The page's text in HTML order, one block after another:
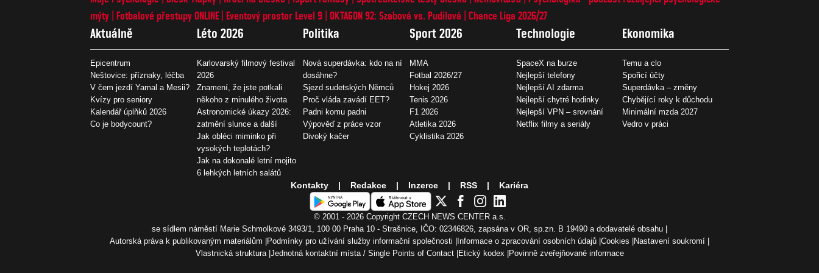
mýty
Fotbalové přestupy ONLINE Eventový prostor Level 9 OKTAGON 92: Szabová vs. Pudilová Chance Liga 2026/27
Aktuálně
Epicentrum
Neštovice: příznaky, léčba
V čem jezdí Yamal a Mesii?
Kvízy pro seniory
Kalendář úplňků 2026
Co je bodycount?
Léto 2026
Karlovarský filmový festival
2026
Znamení, že jste potkali
někoho z minulého života
Astronomické úkazy 2026:
zatmění slunce a další
Jak obléci miminko při
vysokých teplotách?
Jak na dokonalé letní mojito
6 lehkých letních salátů
Politika
Nová superdávka: kdo na ní
dosáhne?
Sjezd sudetských Němců
Proč vláda zavádí EET?
Padni komu padni
Výpověď z práce vzor
Divoký kačer
Sport 2026
MMA
Fotbal 2026/27
Hokej 2026
Tenis 2026
F1 2026
Atletika 2026
Cyklistika 2026
Technologie
SpaceX na burze
Nejlepší telefony
Nejlepší AI zdarma
Nejlepší chytré hodinky
Nejlepší VPN – srovnání
Netflix filmy a seriály
Ekonomika
Temu a clo
Spořicí účty
Superdávka – změny
Chybějící roky k důchodu
Minimální mzda 2027
Vedro v práci
Kontakty Redakce Inzerce RSS Kariéra
© 2001 - 2026 Copyright CZECH NEWS CENTER a.s.
se sídlem náměstí Marie Schmolkové 3493/1, 100 00 Praha 10 - Strašnice, IČO: 02346826, zapsána v OR, sp.zn. B 19490 a dodavatelé obsahu
Autorská práva k publikovaným materiálům
Podmínky pro užívání služby informační společnosti Informace o zpracování osobních údajů Cookies
Nastavení soukromí
Vlastnická struktura Jednotná kontaktní místa / Single Points of Contact Etický kodex Povinně zveřejňované informace